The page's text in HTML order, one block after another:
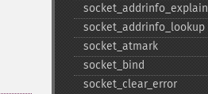
socket_​addrinfo_​explain
socket_​addrinfo_​lookup
socket_​atmark
socket_​bind
socket_​clear_​error